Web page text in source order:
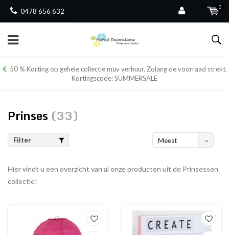
0478 656 632
0
50 % Korting op gehele collectie muv verhuur. Zolang de voorraad strekt.
Kortingscode: SUMMERSALE
Prinses (33)
Filter
Meest
Hier vindt u een overzicht van al onze producten uit de Prinsessen
collectie!